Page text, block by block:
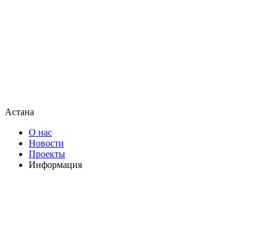
Астана
О нас
Новости
Проекты
Информация